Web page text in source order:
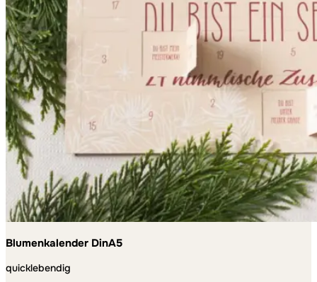
Blumenkalender DinA5
quicklebendig